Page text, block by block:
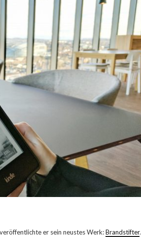
er sein neustes Werk:Brandstifter.